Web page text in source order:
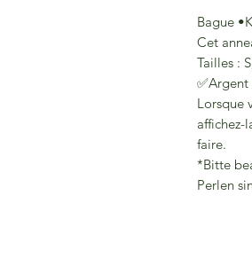
Bague
Cet
Tailles :
Lorsque
affichez-
faire.
*Bitte
Perlen